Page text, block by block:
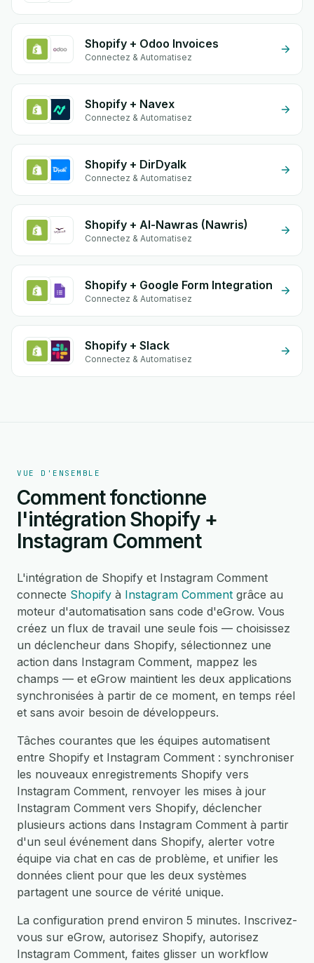
Shopify + Odoo Invoices
Connectez & Automatisez
Shopify + Navex
Connectez & Automatisez
Shopify + DirDyalk
Connectez & Automatisez
Shopify + Al-Nawras (Nawris)
Connectez & Automatisez
Shopify + Google Form Integration
Connectez & Automatisez
Shopify + Slack
Connectez & Automatisez
VUE D'ENSEMBLE
Comment fonctionne
l'intégration Shopify +
Instagram Comment
L'intégration de Shopify et Instagram Comment
connecte Shopify à Instagram Comment grâce au
moteur d'automatisation sans code d'eGrow. Vous
créez un flux de travail une seule fois — choisissez
un déclencheur dans Shopify, sélectionnez une
action dans Instagram Comment, mappez les
champs — et eGrow maintient les deux applications
synchronisées à partir de ce moment, en temps réel
et sans avoir besoin de développeurs.
Tâches courantes que les équipes automatisent
entre Shopify et Instagram Comment : synchroniser
les nouveaux enregistrements Shopify vers
Instagram Comment, renvoyer les mises à jour
Instagram Comment vers Shopify, déclencher
plusieurs actions dans Instagram Comment à partir
d'un seul événement dans Shopify, alerter votre
équipe via chat en cas de problème, et unifier les
données client pour que les deux systèmes
partagent une source de vérité unique.
La configuration prend environ 5 minutes. Inscrivez-
vous sur eGrow, autorisez Shopify, autorisez
Instagram Comment, faites glisser un workflow